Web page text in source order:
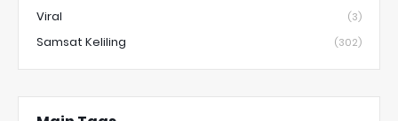
Viral (3)
Samsat Keliling (302)